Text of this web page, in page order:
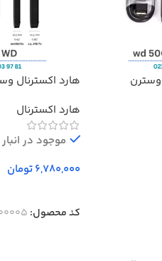
هارد اکسترنال
هارد اکسترنال
موجود در انبار
تومان
کد محصول: 1